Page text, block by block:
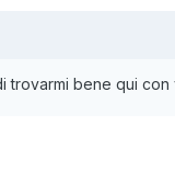
trovarmi bene qui